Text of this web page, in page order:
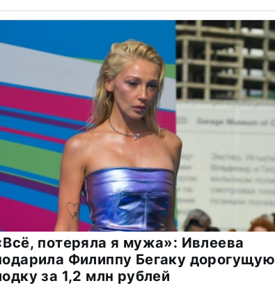
потеряла я мужа»: Ивлеева
Филиппу Бегаку дорогущую
за 1,2 млн рублей